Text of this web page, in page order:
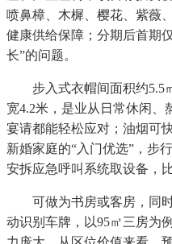
喷鼻樟、木樨、樱花、紫薇
健康供给保障；分期后首期
长”的问题。
步入式衣帽间面积约5.5
宽4.2米，是业从日常休闲、
宴请都能轻松应对；油烟可
新婚家庭的“入门优选”，步
安拆应急呼叫系统取设备，
可做为书房或客房，同时
动识别车牌，以95㎡三房为